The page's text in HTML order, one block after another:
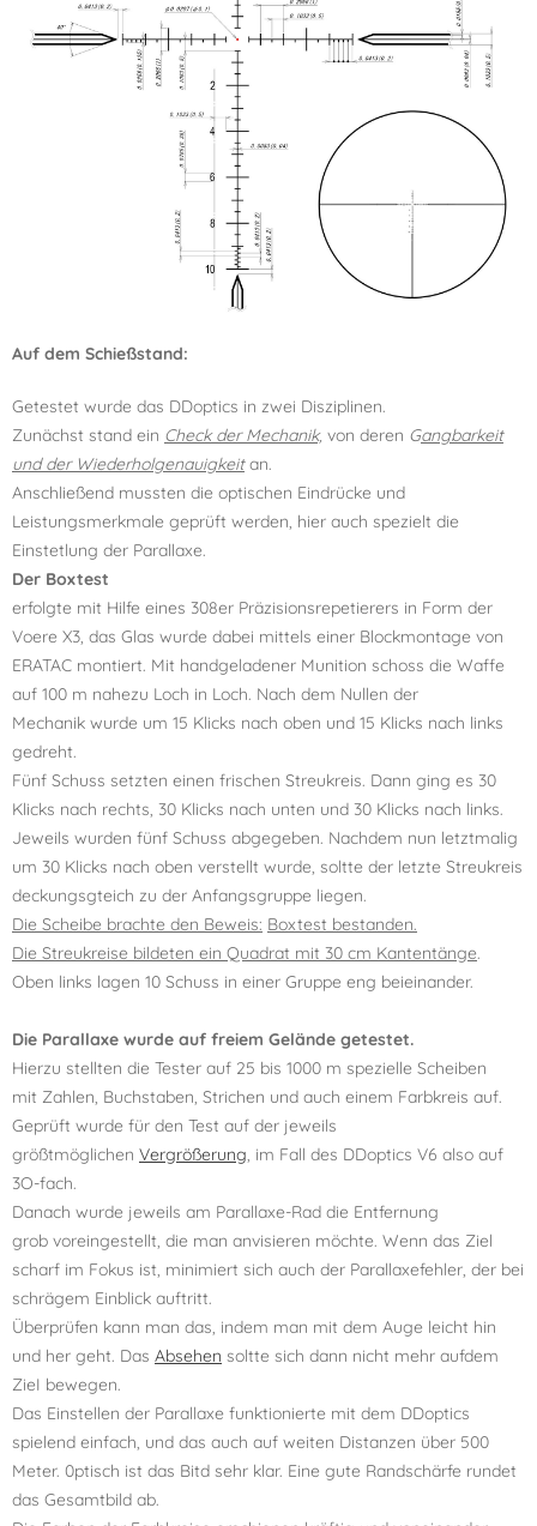
Auf dem Schießstand:
Getestet wurde das DDoptics in zwei Disziplinen.
Zunächst stand ein Check der Mechanik, von deren Gangbarkeit
und der Wiederholgenauigkeitan.
Anschließend mussten die optischen Eindrücke und
Leistungsmerkmale geprüft werden, hier auch spezielt die
Einstetlung der Parallaxe.
Der Boxtest
erfolgte mit Hilfe eines 308er Präzisionsrepetierers in Form der
Voere X3, das Glas wurde dabei mittels einer Blockmontage von
ERATAC montiert. Mit handgeladener Munition schoss die Waffe
auf 100 m nahezu Loch in Loch. Nach dem Nullen der
Mechanik wurde um 15 Klicks nach oben und 15 Klicks nach links
gedreht.
Fünf Schuss setzten einen frischen Streukreis. Dann ging es 30
Klicks nach rechts, 30 Klicks nach unten und 30 Klicks nach links.
Jeweils wurden fünf Schuss abgegeben. Nachdem nun letztmalig
um 30 Klicks nach oben verstellt wurde, soltte der letzte Streukreis
deckungsgteich zu der Anfangsgruppe liegen.
Die Scheibe brachte den Beweis: Boxtest bestanden.
Die Streukreise bildeten ein Quadrat mit 30 cm Kantentänge.
Oben links lagen 10 Schuss in einer Gruppe eng beieinander.
Die Parallaxe wurde auf freiem Gelände getestet.
Hierzu stellten die Tester auf 25 bis 1000 m spezielle Scheiben
mit Zahlen, Buchstaben, Strichen und auch einem Farbkreis auf.
Geprüft wurde für den Test auf der jeweils
größtmöglichen Vergrößerung, im Fall des DDoptics V6 also auf
3O-fach.
Danach wurde jeweils am Parallaxe-Rad die Entfernung
grob voreingestellt, die man anvisieren möchte. Wenn das Ziel
scharf im Fokus ist, minimiert sich auch der Parallaxefehler, der bei
schrägem Einblick auftritt.
Überprüfen kann man das, indem man mit dem Auge leicht hin
und her geht. Das Absehen soltte sich dann nicht mehr aufdem
ZieI bewegen.
Das Einstellen der Parallaxe funktionierte mit dem DDoptics
spielend einfach, und das auch auf weiten Distanzen über 500
Meter. 0ptisch ist das Bitd sehr klar. Eine gute Randschärfe rundet
das Gesamtbild ab.